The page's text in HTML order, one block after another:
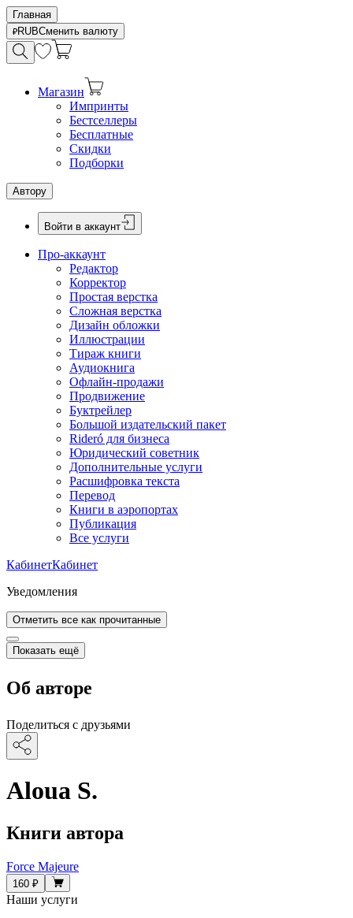
Главная
RUBСменить валюту
Магазин
Импринты
Бестселлеры
Бесплатные
Скидки
Подборки
Автору
Войти в аккаунт
Про-аккаунт
Редактор
Корректор
Простая верстка
Сложная верстка
Дизайн обложки
Иллюстрации
Тираж книги
Аудиокнига
Офлайн-продажи
Продвижение
Буктрейлер
Большой издательский пакет
Rideró для бизнеса
Юридический советник
Дополнительные услуги
Расшифровка текста
Перевод
Книги в аэропортах
Публикация
Все услуги
КабинетКабинет
Уведомления
Отметить все как прочитанные
Показать ещё
Об авторе
Поделиться с друзьями
Aloua S.
Книги автора
Force Majeure
160 ₽
Наши услуги